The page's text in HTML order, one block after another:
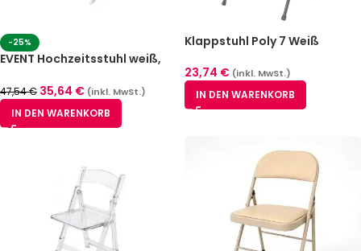
-25%
EVENT Hochzeitsstuhl weiß,
47,54€ 35,64 € (inkl. MwSt.)
IN DEN WARENKORB
Klappstuhl Poly 7 Weiß
23,74 € (inkl. MwSt.)
IN DEN WARENKORB